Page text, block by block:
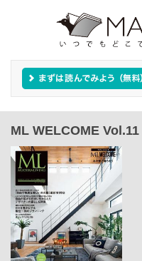
ML WELCOME Vol.11